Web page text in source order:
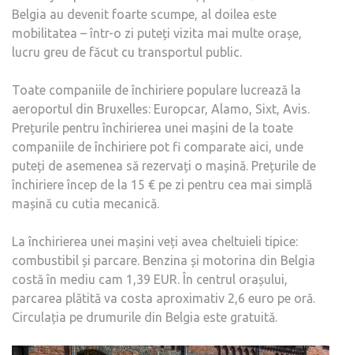
Belgia au devenit foarte scumpe, al doilea este
mobilitatea – într-o zi puteți vizita mai multe orașe,
lucru greu de făcut cu transportul public.
Toate companiile de închiriere populare lucrează la
aeroportul din Bruxelles: Europcar, Alamo, Sixt, Avis.
Prețurile pentru închirierea unei mașini de la toate
companiile de închiriere pot fi comparate aici, unde
puteți de asemenea să rezervați o mașină. Prețurile de
închiriere încep de la 15 € pe zi pentru cea mai simplă
mașină cu cutia mecanică.
La închirierea unei mașini veți avea cheltuieli tipice:
combustibil și parcare. Benzina și motorina din Belgia
costă în mediu cam 1,39 EUR. În centrul orașului,
parcarea plătită va costa aproximativ 2,6 euro pe oră.
Circulația pe drumurile din Belgia este gratuită.